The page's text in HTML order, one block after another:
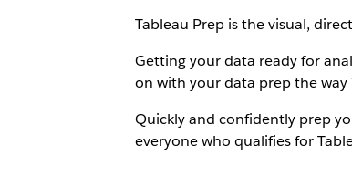
Tableau Prep is the visual,
Getting your data ready for
on with your data prep the way
Quickly and confidently prep
everyone who qualifies for